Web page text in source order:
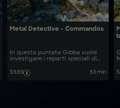
Metal Detective - Commandos
In questa puntata Gibba vuole
investigare i reparti speciali di
Commando, e le loro azioni volte
alla liberazione di Cassino dalle
S5:E9 53 min